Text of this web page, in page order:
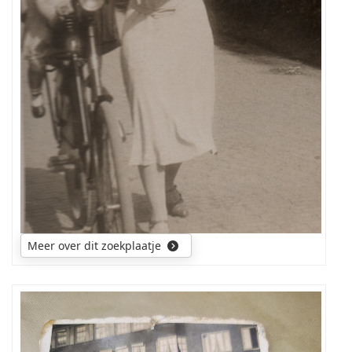
nog
steeds
niet
duidelijk.
Meer over dit zoekplaatje
Graag